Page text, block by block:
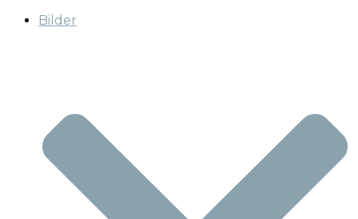
Bilder